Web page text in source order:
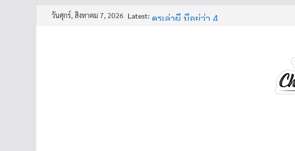
Skipวันศุกร์, สิงหาคม 7, 2026 Latest: ครูเล่าผี มีอยู่ว่า 4